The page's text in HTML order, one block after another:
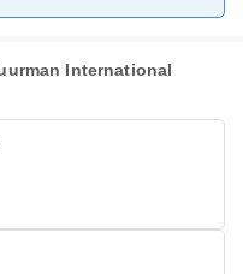
International